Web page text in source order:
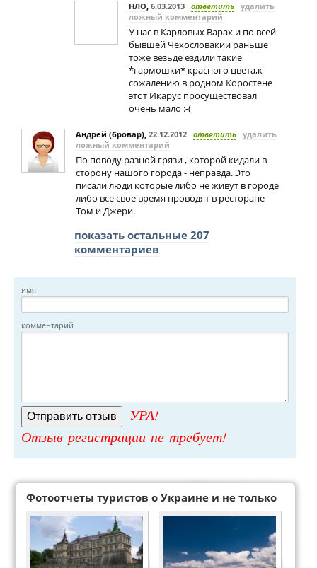
НЛО, 6.03.2013 ответить удалить
ложный комментарий
У нас в Карловых Варах и по всей
бывшей Чехословакии раньше
тоже везьде ездили такие
*гармошки* красного цвета,к
сожалению в родном Коростене
этот Икарус просуществовал
очень малo :-(
Андрей (бровар), 22.12.2012 ответить удалить
ложный комментарий
По поводу разной грязи , которой кидали в
сторону нашого города - неправда. Это
писали люди которые либо не живут в городе
либо все свое время проводят в ресторане
Том и Джери.
показать остальные 207
комментариев
имя
комментарий
УРА!
Отзыв регистрации не требует!
Фотоотчеты туристов о Украине и не только